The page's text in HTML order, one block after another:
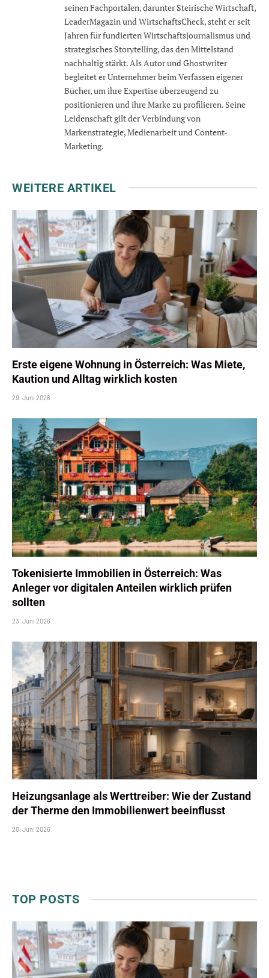
seinen Fachportalen, darunter Steirische Wirtschaft,
LeaderMagazin und WirtschaftsCheck, steht er seit
Jahren für fundierten Wirtschaftsjournalismus und
strategisches Storytelling, das den Mittelstand
nachhaltig stärkt. Als Autor und Ghostwriter
begleitet er Unternehmer beim Verfassen eigener
Bücher, um ihre Expertise überzeugend zu
positionieren und ihre Marke zu profilieren. Seine
Leidenschaft gilt der Verbindung von
Markenstrategie, Medienarbeit und Content-
Marketing.
WEITERE ARTIKEL
Erste eigene Wohnung in Österreich: Was Miete,
Kaution und Alltag wirklich kosten
29. Juni 2026
Tokenisierte Immobilien in Österreich: Was
Anleger vor digitalen Anteilen wirklich prüfen
sollten
23. Juni 2026
Heizungsanlage als Werttreiber: Wie der Zustand
der Therme den Immobilienwert beeinflusst
20. Juni 2026
TOP POSTS